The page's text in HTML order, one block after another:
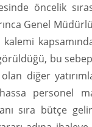
öncelik
Genel
kalemi
bu
diğer
personel
sıra bütçe